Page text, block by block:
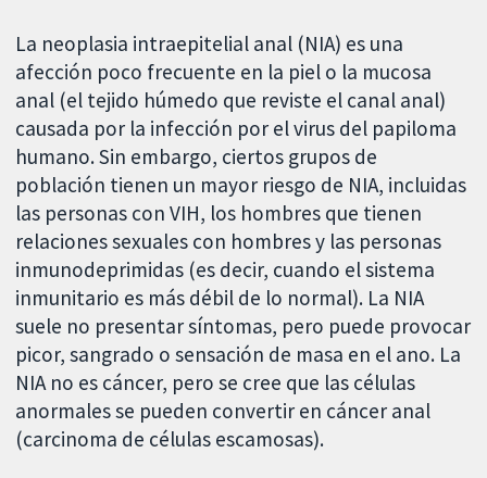
La neoplasia intraepitelial anal (NIA) es una
afección poco frecuente en la piel o la mucosa
anal (el tejido húmedo que reviste el canal anal)
causada por la infección por el virus del papiloma
humano. Sin embargo, ciertos grupos de
población tienen un mayor riesgo de NIA, incluidas
las personas con VIH, los hombres que tienen
relaciones sexuales con hombres y las personas
inmunodeprimidas (es decir, cuando el sistema
inmunitario es más débil de lo normal). La NIA
suele no presentar síntomas, pero puede provocar
picor, sangrado o sensación de masa en el ano. La
NIA no es cáncer, pero se cree que las células
anormales se pueden convertir en cáncer anal
(carcinoma de células escamosas).